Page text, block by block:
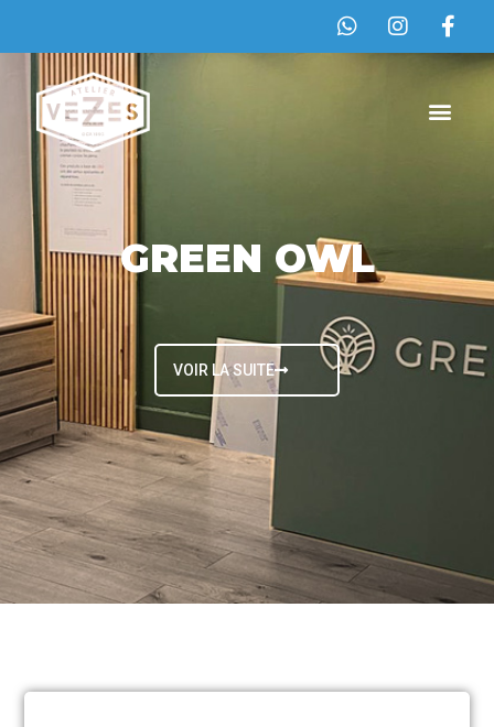
GREEN OWL
VOIR LA SUITE